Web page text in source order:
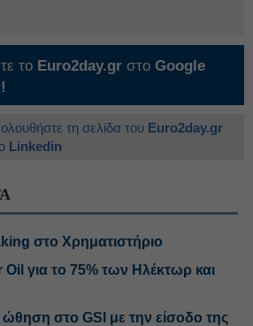
το Euro2day.gr στο Google
τη σελίδα του Euro2day.gr
Linkedin
στο Χρηματιστήριο
για το 75% των Ηλέκτωρ και
στο GSI με την είσοδο της